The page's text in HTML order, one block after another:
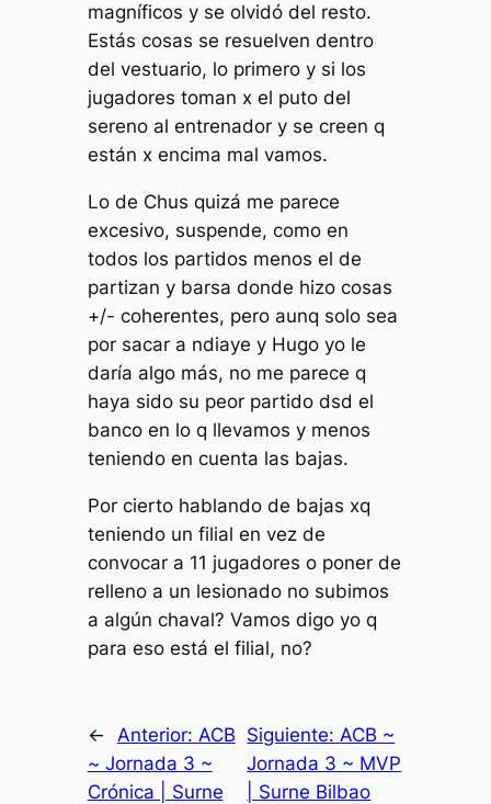
magníficos y se olvidó del resto.
Estás cosas se resuelven dentro
del vestuario, lo primero y si los
jugadores toman x el puto del
sereno al entrenador y se creen q
están x encima mal vamos.
Lo de Chus quizá me parece
excesivo, suspende, como en
todos los partidos menos el de
partizan y barsa donde hizo cosas
+/- coherentes, pero aunq solo sea
por sacar a ndiaye y Hugo yo le
daría algo más, no me parece q
haya sido su peor partido dsd el
banco en lo q llevamos y menos
teniendo en cuenta las bajas.
Por cierto hablando de bajas xq
teniendo un filial en vez de
convocar a 11 jugadores o poner de
relleno a un lesionado no subimos
a algún chaval? Vamos digo yo q
para eso está el filial, no?
← Anterior: ACB
~ Jornada 3 ~
Crónica | Surne
Siguiente: ACB ~
Jornada 3 ~ MVP
| Surne Bilbao